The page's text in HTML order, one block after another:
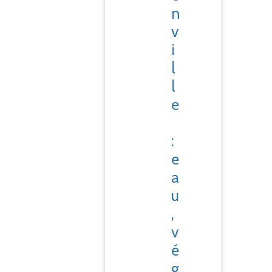
n
v
i
l
l
e
:
e
a
u
,
v
é